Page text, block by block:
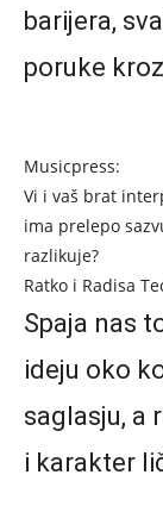
barijera,
poruke
Musicpress:
Vi i vaš brat
ima prelepo
razlikuje?
Ratko i Radisa
Spaja nas
ideju oko
saglasju, a
i karakter